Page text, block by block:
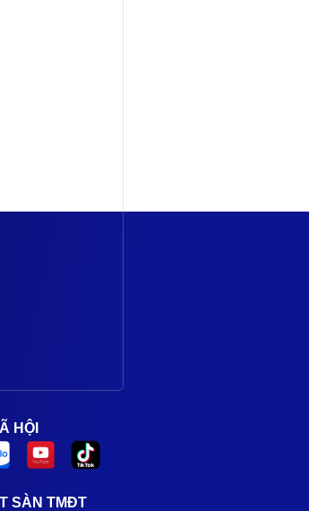
HỘI
SÀN TMĐT